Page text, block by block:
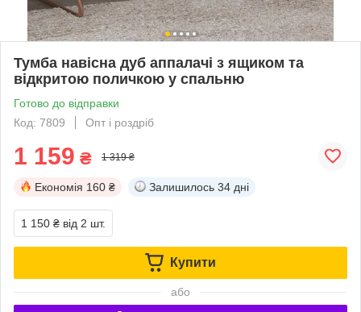
Тумба навісна дуб аппалачі з ящиком та
відкритою поличкою у спальню
Готово до відправки
Код: 7809
Опт і роздріб
1 159 ₴ 1 319 ₴
Економія 160 ₴ Залишилось 34 дні
1 150 ₴ від 2 шт.
Купити
або